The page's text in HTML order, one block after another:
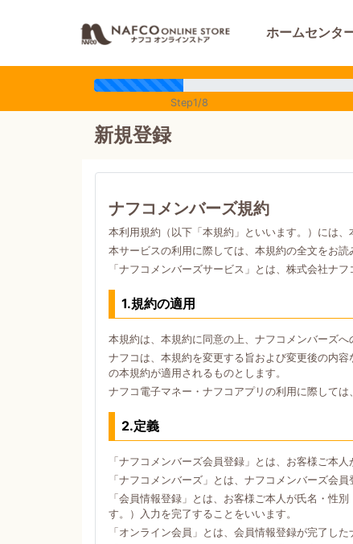
ホームセンタ
Step1/8
新規登録
ナフコメンバーズ規約
本利用規約（以下「本規約」といいます。）には
本サービスの利用に際しては、本規約の全文をお
「ナフコメンバーズサービス」とは、株式会社ナ
1.規約の適用
本規約は、本規約に同意の上、ナフコメンバーズ
ナフコは、本規約を変更する旨および変更後の内
の本規約が適用されるものとします。
ナフコ電子マネー・ナフコアプリの利用に際して
2.定義
「ナフコメンバーズ会員登録」とは、お客様ご本
「ナフコメンバーズ」とは、ナフコメンバーズ会
「会員情報登録」とは、お客様ご本人が氏名・性
す。）入力を完了することをいいます。
「オンライン会員」とは、会員情報登録が完了した